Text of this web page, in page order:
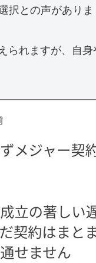
との声がありま
られますが、自